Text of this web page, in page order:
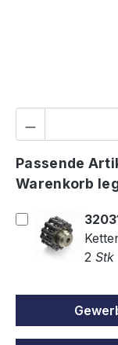
Passende
Warenkorb
2 Stk